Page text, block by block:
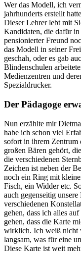
Wer das Modell, ich
jahrhunderts erstellt
Dieser Lehrer lebt mit
Kandidaten, die dafür
pensionierter Freund
das Modell in seiner
geschah, oder es gab
Blindenschulen
Medienzentren und
Spezialdrucker.
Der Pädagoge
Nun erzählte mir
habe ich schon viel
sofort in ihrem Zentrum
großen Bären gehört,
die verschiedenen
Zeichen ist neben der
noch ein Ring mit
Fisch, ein Widder etc.
auch gegenseitig
verschiedenen
gehen, dass ich alles
gehen, dass die Karte
wirklich. Ich weiß nicht
langsam, was für eine
Diese Karte ist weit